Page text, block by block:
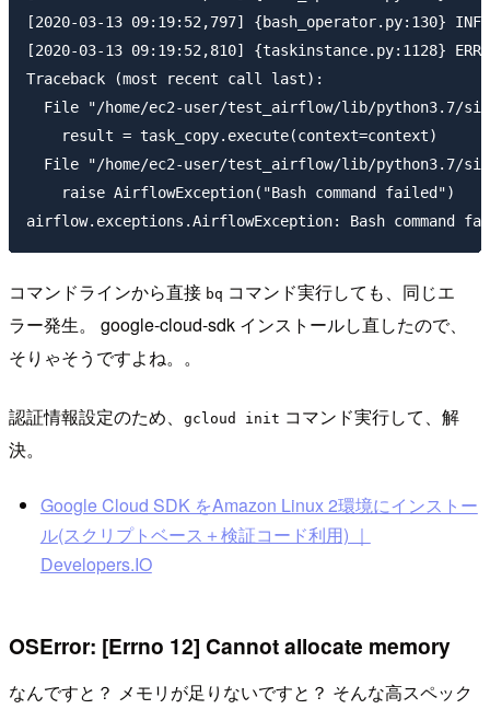
[2020-03-13 09:19:52,797] {bash_operator.py:130}
[2020-03-13 09:19:52,810] {taskinstance.py:1128}
Traceback (most recent call last):
File "/home/ec2-user/test_airflow/lib/python3.7/
    result = task_copy.execute(context=context)
File "/home/ec2-user/test_airflow/lib/python3.7/
    raise AirflowException("Bash command failed")
コマンドラインから直接 bq コマンド実行しても、同じエ
ラー発生。 google-cloud-sdk インストールし直したので、
そりゃそうですよね。。
認証情報設定のため、 gcloud init コマンド実行して、解
決。
Google Cloud SDK をAmazon Linux 2環境にインストー
ル(スクリプトベース＋検証コード利用) ｜
Developers.IO
OSError: [Errno 12] Cannot allocate memory
なんですと？ メモリが足りないですと？ そんな高スペック